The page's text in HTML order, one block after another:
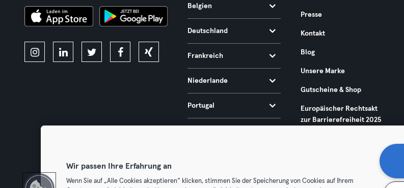
Belgien
Deutschland
Frankreich
Niederlande
Portugal
Presse
Kontakt
Blog
Unsere Marke
Gutscheine & Shop
Europäischer Rechtsakt
zur Barrierefreiheit 2025
Wir passen Ihre Erfahrung an
Wenn Sie auf „Alle Cookies akzeptieren“ klicken, stimmen Sie der Speicherung von Cookies auf Ihrem